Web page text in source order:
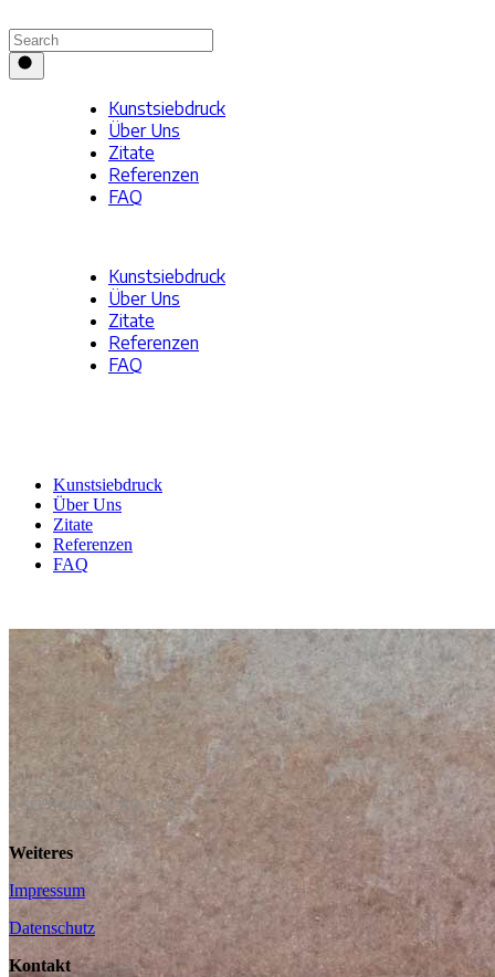
Kunst­sieb­druck
Über Uns
Zitate
Refe­ren­zen
FAQ
Kunst­sieb­druck
Über Uns
Zitate
Refe­ren­zen
FAQ
Kunst­sieb­druck
Über Uns
Zitate
Refe­ren­zen
FAQ
SEP­TEM­BER 3, 2019 10:00
Wei­te­res
Impres­sum
Daten­schutz
Kontakt